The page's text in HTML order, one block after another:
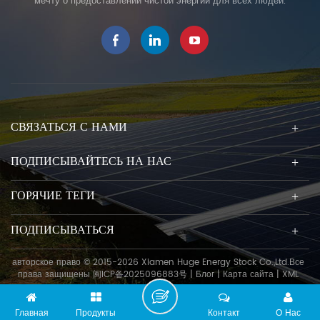
установке солнечных батарей,
чтобы поставлять клиентам
надежную продукцию. Мы
твердо поддерживаем дизайн
соответствии с
международные стандарты ,
Мы может гарантировать
надежность нашей продукции.
даже в экстремальных
условиях установки, таких как
сильный снегопад, шторм и
сильное повреждение соли,
огромные Энергия продукты
могут быть использовался 25
лет , контроль качества С
Автоматизация
производственной линии, вы
можете строго
контролировать материал и
СВЯЗАТЬСЯ С НАМИ
ПОДПИСЫВАЙТЕСЬ НА НАС
ГОРЯЧИЕ ТЕГИ
ПОДПИСЫВАТЬСЯ
авторское право © 2015-2026 Xiamen Huge Energy Stock Co.,Ltd.Все
права защищены闽ICP备2025096883号 | Блог| Карта сайта | XML
Главная Продукты О Нас
Контакт